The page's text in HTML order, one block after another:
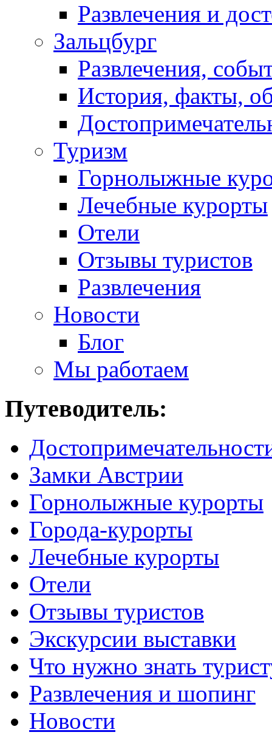
Развлечения и
Зальцбург
Развлечения,
История, факты,
Туризм
Горнолыжные
Лечебные курорты
Отели
Отзывы туристов
Развлечения
Новости
Блог
Мы работаем
Путеводитель:
Замки Австрии
Горнолыжные курорты
Города-курорты
Лечебные курорты
Отели
Отзывы туристов
Экскурсии выставки
Что нужно знать
Развлечения и шопинг
Новости